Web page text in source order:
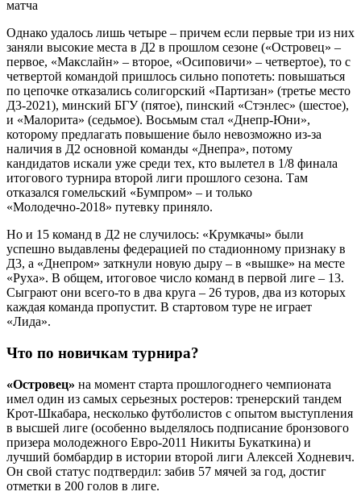
Однако удалось лишь четыре – причем если первые три из них
заняли высокие места в Д2 в прошлом сезоне («Островец» –
первое, «Макслайн» – второе, «Осиповичи» – четвертое), то с
четвертой командой пришлось сильно попотеть: повышаться
по цепочке отказались солигорский «Партизан» (третье место
Д3-2021), минский БГУ (пятое), пинский «Стэнлес» (шестое),
и «Малорита» (седьмое). Восьмым стал «Днепр-Юни»,
которому предлагать повышение было невозможно из-за
наличия в Д2 основной команды «Днепра», потому
кандидатов искали уже среди тех, кто вылетел в 1/8 финала
итогового турнира второй лиги прошлого сезона. Там
отказался гомельский «Бумпром» – и только
«Молодечно-2018» путевку приняло.
Но и 15 команд в Д2 не случилось: «Крумкачы» были
успешно выдавлены федерацией по стадионному признаку в
Д3, а «Днепром» заткнули новую дыру – в «вышке» на месте
«Руха». В общем, итоговое число команд в первой лиге – 13.
Сыграют они всего-то в два круга – 26 туров, два из которых
каждая команда пропустит. В стартовом туре не играет
«Лида».
Что по новичкам турнира?
«Островец» на момент старта прошлогоднего чемпионата
имел один из самых серьезных ростеров: тренерский тандем
Крот-Шкабара, несколько футболистов с опытом выступления
в высшей лиге (особенно выделялось подписание бронзового
призера молодежного Евро-2011 Никиты Букаткина) и
лучший бомбардир в истории второй лиги Алексей Ходневич.
Он свой статус подтвердил: забив 57 мячей за год, достиг
отметки в 200 голов в лиге.